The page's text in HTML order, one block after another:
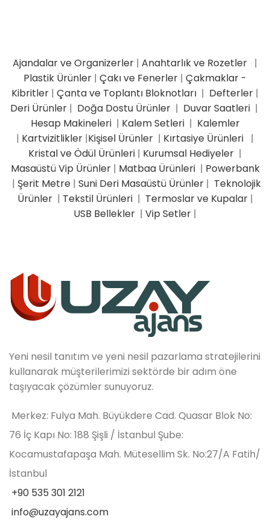
Ajandalar ve Organizerler | Anahtarlık ve Rozetler |
Plastik Ürünler | Çakı ve Fenerler | Çakmaklar -
Kibritler | Çanta ve Toplantı Bloknotları | Defterler |
Deri Ürünler| Doğa Dostu Ürünler | Duvar Saatleri |
Hesap Makineleri| Kalem Setleri| Kalemler
| Kartvizitlikler |Kişisel Ürünler | Kırtasiye Ürünleri |
Kristal ve Ödül Ürünleri | Kurumsal Hediyeler |
Masaüstü Vip Ürünler| Matbaa Ürünleri| Powerbank
| Şerit Metre| Suni Deri Masaüstü Ürünler| Teknolojik
Ürünler | Tekstil Ürünleri | Termoslar ve Kupalar|
USB Bellekler | Vip Setler |
Yeni nesil tanıtım ve yeni nesil pazarlama stratejilerini
kullanarak müşterilerimizi sektörde bir adım öne
taşıyacak çözümler sunuyoruz.
Merkez: Fulya Mah. Büyükdere Cad. Quasar Blok No:
76 İç Kapı No: 188 Şişli / İstanbul Şube:
Kocamustafapaşa Mah. Mütesellim Sk. No:27/A Fatih/
İstanbul
+90 535 301 2121
info@uzayajans.com